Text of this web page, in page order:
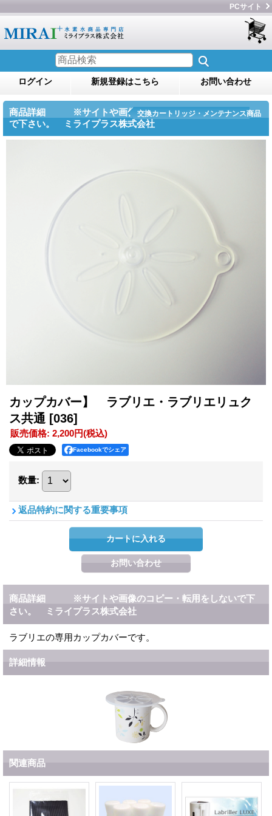
PCサイト
ログイン 新規登録はこちら お問い合わせ
商品詳細 ※サイトや画像のコピー・転用をしない
で下さい。 ミライプラス株式会社
交換カートリッジ・メンテナンス商品
カップカバー】 ラブリエ・ラブリエリュク
ス共通 [036]
販売価格: 2,200円(税込)
Facebookでシェア
数量:
返品特約に関する重要事項
商品詳細 ※サイトや画像のコピー・転用をしないで下
さい。 ミライプラス株式会社
ラブリエの専用カップカバーです。
詳細情報
関連商品